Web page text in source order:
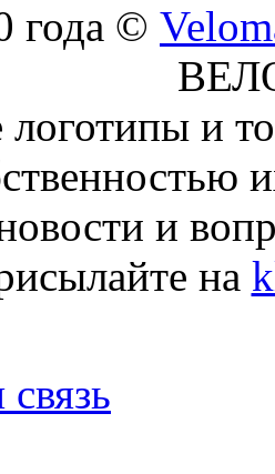
года ©
логотипы и
и
на